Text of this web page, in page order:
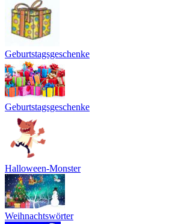
Geburtstagsgeschenke
Geburtstagsgeschenke
Halloween-Monster
Weihnachtswörter